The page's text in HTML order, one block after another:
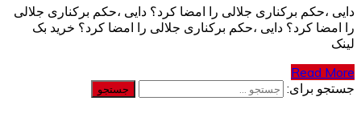
دایی ،حکم برکناری جلالی را امضا کرد؟ دایی ،حکم برکناری جلالی
را امضا کرد؟ دایی ،حکم برکناری جلالی را امضا کرد؟ خرید بک
لینک
Read More
جستجو برای: